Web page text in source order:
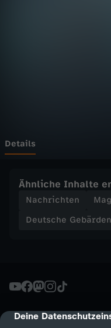
cmp-dialog-
Deine
t
S
d
u
Details
Ähnliche Inhalte
Nachrichten
Deutsche